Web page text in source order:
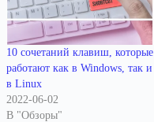
10 сочетаний клавиш, которые
работают как в Windows, так и
в Linux
2022-06-02
В "Обзоры"